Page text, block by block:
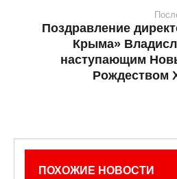
Поздравление
Крыма»
наступающим
Рождеством
ПОХОЖИЕ НОВОСТИ